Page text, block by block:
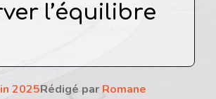
l’équilibre
2025Rédigé par Romane